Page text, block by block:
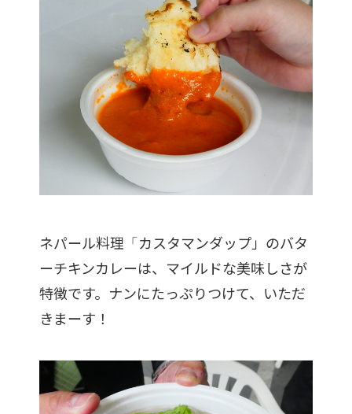
ネパール料理「カスタマンダップ」のバタ
ーチキンカレーは、マイルドな美味しさが
特徴です。ナンにたっぷりつけて、いただ
きまーす！